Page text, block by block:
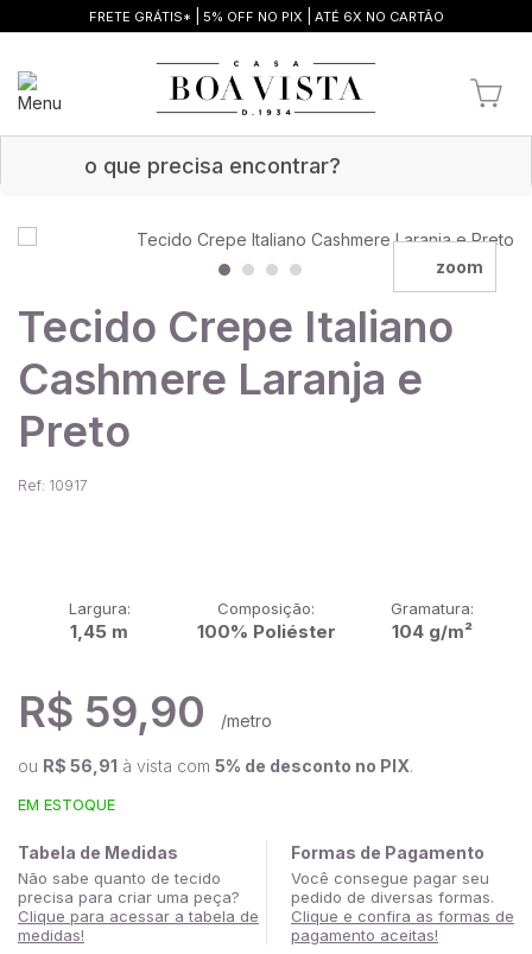
FRETE GRÁTIS* 5% OFF NO PIX ATÉ 6X NO CARTÃO
zoom
Tecido Crepe Italiano
Cashmere Laranja e
Preto
Ref: 10917
Largura:
1,45 m
Composição:
100% Poliéster
Gramatura:
104 g/m²
R$ 59,90 /metro
ou R$ 56,91 à vista com 5% de desconto no PIX.
EM ESTOQUE
Tabela de Medidas
Não sabe quanto de tecido
precisa para criar uma peça?
Clique para acessar a tabela de
medidas!
Formas de Pagamento
Você consegue pagar seu
pedido de diversas formas.
Clique e confira as formas de
pagamento aceitas!